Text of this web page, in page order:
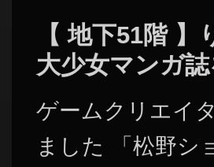
【 地下51階
大少女マンガ
ゲームクリエイ
ました 「松野シ